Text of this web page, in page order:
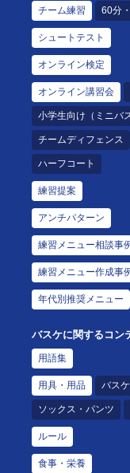
チーム練習 60分
シュートテスト
オンライン検定
オンライン講習会
小学生向け（ミニバス
チームディフェンス
ハーフコート
練習提案
アンチパターン
練習メニュー相談事
練習メニュー作成事
年代別推奨メニュー
バスケに関するコン
用語集
用具・用品 バス
ソックス・パンツ
ルール
食事・栄養